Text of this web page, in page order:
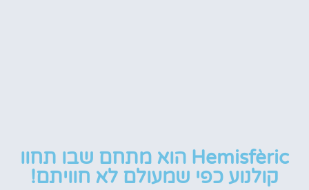
Hemisfèric הוא מתחם שבו תחוו
קולנוע כפי שמעולם לא חוויתם!